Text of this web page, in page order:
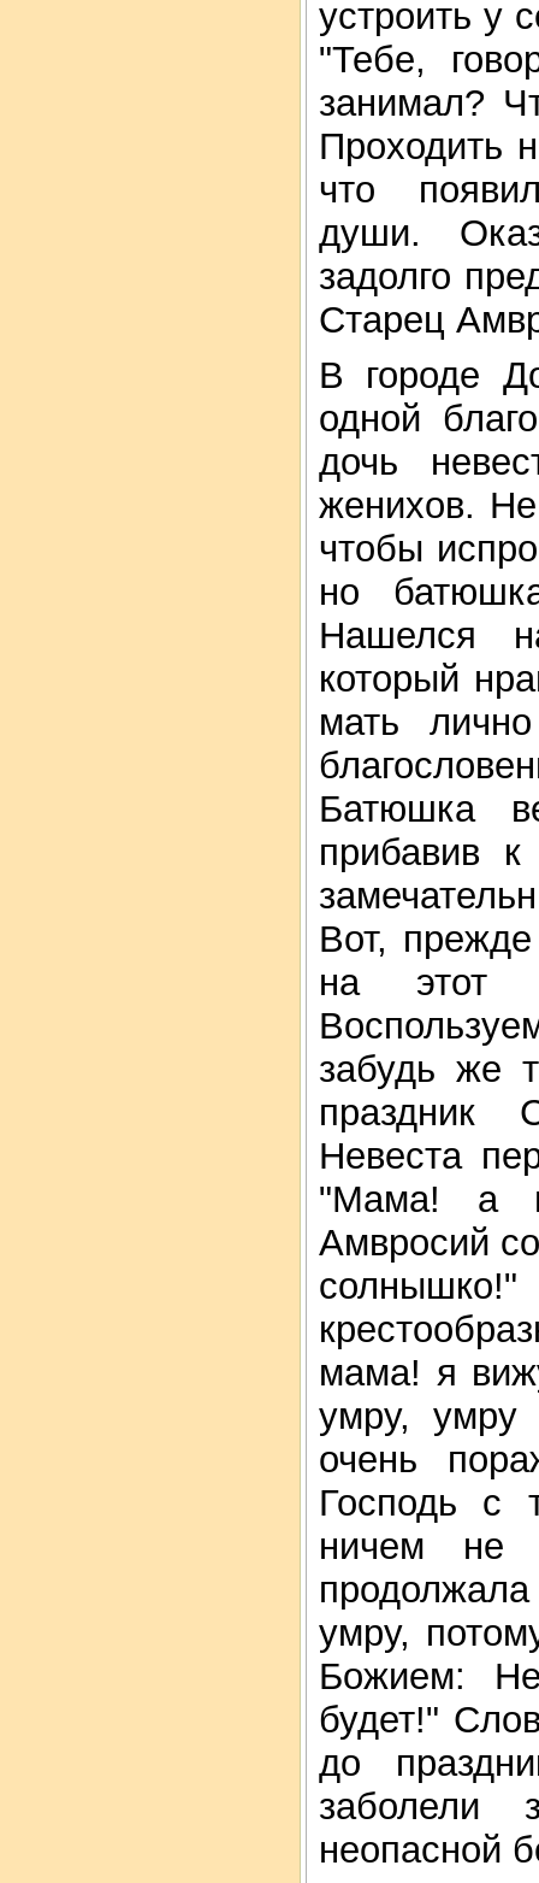
устроить у
"Тебе,
занимал?
Проходить
что
души.
задолго
Старец
В городе
одной
дочь
женихов.
чтобы
но
Нашелся
который
мать
Батюшка
прибавив
Вот,
на этот
забудь же
праздник
Невеста
"Мама! а
Амвросий
солнышко!"
мама! я
умру, умру
очень
Господь с
ничем не
умру,
Божием:
будет!"
до
заболели
неопасной